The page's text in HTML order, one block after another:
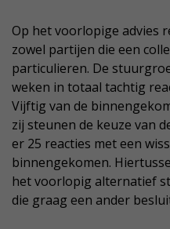
Op het voorlopige advies
zowel partijen die een
particulieren. De
weken in totaal tachtig
Vijftig van de
zij steunen de keuze van
er 25 reacties met een
binnengekomen.
het voorlopig alternatief
die graag een ander